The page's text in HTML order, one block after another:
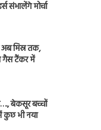
संभालेंगे मोर्चा
मिस्र तक,
गैस टैंकर में
बेकसूर बच्चों
कुछ भी नया